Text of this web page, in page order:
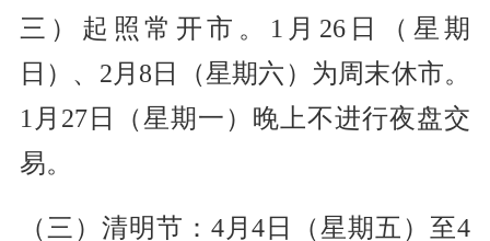
三）起照常开市。1月26日（星期
日）、2月8日（星期六）为周末休市。
1月27日（星期一）晚上不进行夜盘交
易。
（三）清明节：4月4日（星期五）至4